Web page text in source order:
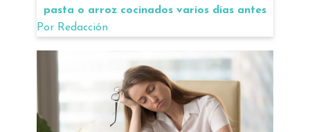
pasta o arroz cocinados varios días antes
Por Redacción